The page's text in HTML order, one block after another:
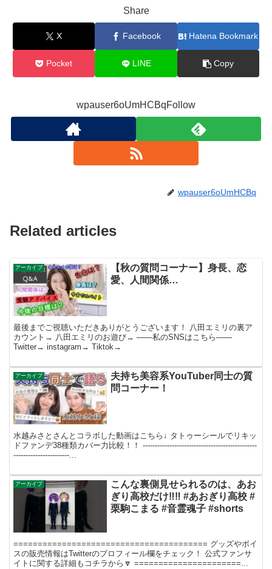
Share
X Facebook Hatena Bookmark
Pocket LINE Copy
wpauser6oUmHCBqFollow
wpauser6oUmHCBq
Related articles
アーカイブ
【秋の質問コーナー】身長、恋
愛、人間関係…
最後までご視聴いただきありがとうございます！ 八田エミリの裏ア
カウント→ 八田エミリのお遊び→ ——私のSNSはこちら——
Twitter→ instagram→ Tiktok→
アーカイブ
夫持ち美容系YouTuber同士の質
問コーナー！
水越みさとさんとコラボした動画はこちら↓ タトゥーシールでリキッ
ドファンデ38種類カバー力比較！！ -----------------------------------------------
-----------------------...
アーカイブ
こんな裏側見せられるのは、あお
ぎり高校だけ‼‼ #あおぎり高校 #
栗駒こまる #音霊魂子 #shorts
======================================== グッズやボイ
スの販売情報はTwitterのプロフィール欄をチェック！ 公式ファンサ
イトに関する詳細もコチラから🔽 ======================...